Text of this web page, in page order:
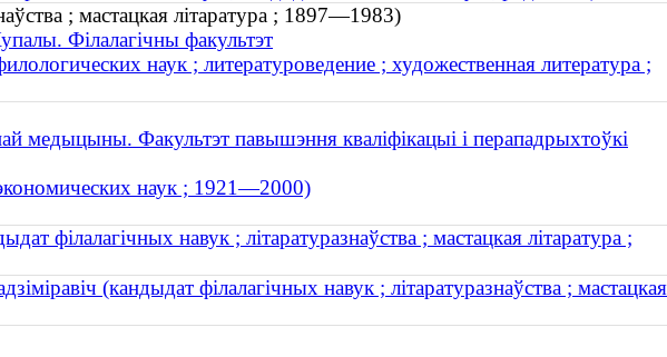
; мастацкая літаратура ; 1897—1983)
Філалагічны факультэт
наук ; литературоведение ; художественная литература ;
медыцыны. Факультэт павышэння кваліфікацыі і перападрыхтоўкі
наук ; 1921—2000)
філалагічных навук ; літаратуразнаўства ; мастацкая літаратура ;
(кандыдат філалагічных навук ; літаратуразнаўства ; мастацкая